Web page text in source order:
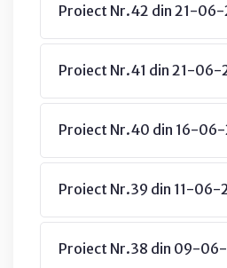
Proiect Nr.42 din 21-
Proiect Nr.41 din 21-06-
Proiect Nr.40 din 16-
Proiect Nr.39 din 11-06-
Proiect Nr.38 din 09-